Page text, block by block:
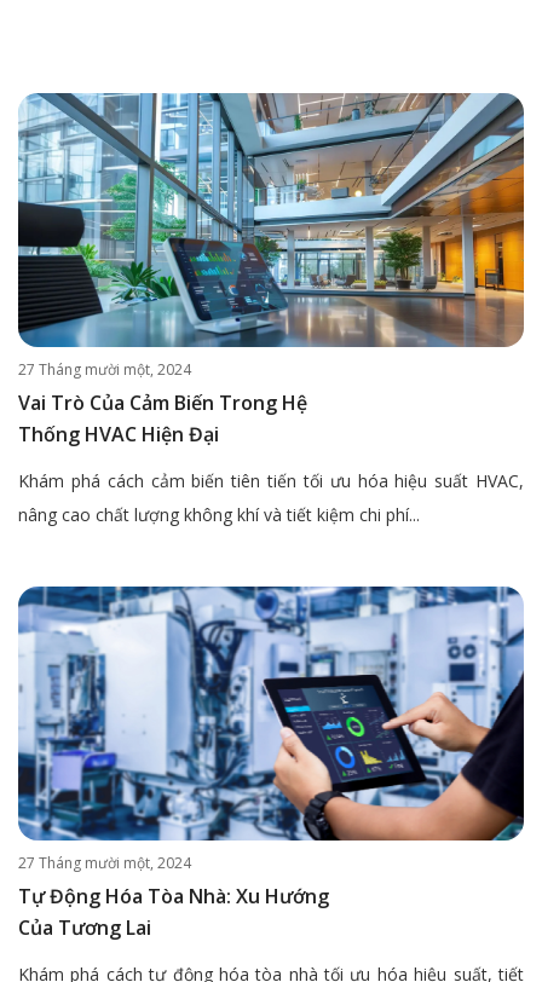
27 Tháng mười một, 2024
Vai Trò Của Cảm Biến Trong Hệ
Thống HVAC Hiện Đại
Khám phá cách cảm biến tiên tiến tối ưu hóa hiệu suất HVAC,
nâng cao chất lượng không khí và tiết kiệm chi phí...
27 Tháng mười một, 2024
Tự Động Hóa Tòa Nhà: Xu Hướng
Của Tương Lai
Khám phá cách tự động hóa tòa nhà tối ưu hóa hiệu suất, tiết